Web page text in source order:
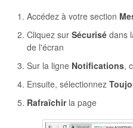
Accédez à votre section
Cliquez sur Sécurisé dans
de l'écran
Sur la ligne Notifications,
Ensuite, sélectionnez
Rafraîchirla page